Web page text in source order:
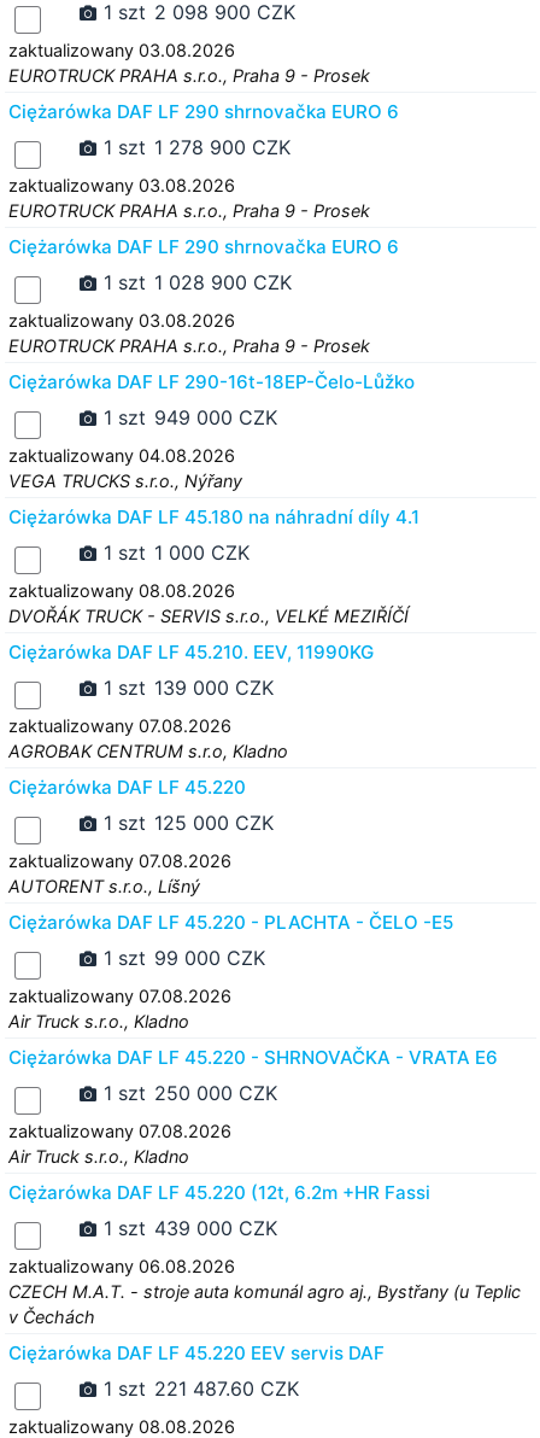
1 szt 2 098 900 CZK
zaktualizowany 03.08.2026
EUROTRUCK PRAHA s.r.o., Praha 9 - Prosek
Ciężarówka DAF LF 290 shrnovačka EURO 6
1 szt 1 278 900 CZK
zaktualizowany 03.08.2026
EUROTRUCK PRAHA s.r.o., Praha 9 - Prosek
Ciężarówka DAF LF 290 shrnovačka EURO 6
1 szt 1 028 900 CZK
zaktualizowany 03.08.2026
EUROTRUCK PRAHA s.r.o., Praha 9 - Prosek
Ciężarówka DAF LF 290-16t-18EP-Čelo-Lůžko
1 szt 949 000 CZK
zaktualizowany 04.08.2026
VEGA TRUCKS s.r.o., Nýřany
Ciężarówka DAF LF 45.180 na náhradní díly 4.1
1 szt 1 000 CZK
zaktualizowany 08.08.2026
DVOŘÁK TRUCK - SERVIS s.r.o., VELKÉ MEZIŘÍČÍ
Ciężarówka DAF LF 45.210. EEV, 11990KG
1 szt 139 000 CZK
zaktualizowany 07.08.2026
AGROBAK CENTRUM s.r.o, Kladno
Ciężarówka DAF LF 45.220
1 szt 125 000 CZK
zaktualizowany 07.08.2026
AUTORENT s.r.o., Líšný
Ciężarówka DAF LF 45.220 - PLACHTA - ČELO -E5
1 szt 99 000 CZK
zaktualizowany 07.08.2026
Air Truck s.r.o., Kladno
Ciężarówka DAF LF 45.220 - SHRNOVAČKA - VRATA E6
1 szt 250 000 CZK
zaktualizowany 07.08.2026
Air Truck s.r.o., Kladno
Ciężarówka DAF LF 45.220 (12t, 6.2m +HR Fassi
1 szt 439 000 CZK
zaktualizowany 06.08.2026
CZECH M.A.T. - stroje auta komunál agro aj., Bystřany (u Teplic
v Čechách
Ciężarówka DAF LF 45.220 EEV servis DAF
1 szt 221 487.60 CZK
zaktualizowany 08.08.2026